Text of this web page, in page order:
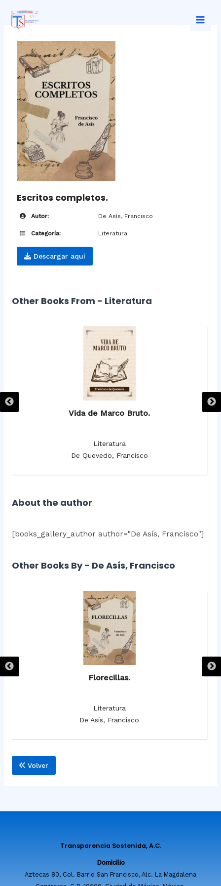
contenido
Escritos completos.
Autor: De Asís, Francisco
Categoría: Literatura
Descargar aquí
Other Books From - Literatura
Vida de Marco Bruto.
Literatura
De Quevedo, Francisco
About the author
[books_gallery_author author="De Asís, Francisco"]
Other Books By - De Asís, Francisco
Florecillas.
Literatura
De Asís, Francisco
Volver
Transparencia Sostenida, A.C.
Domicilio
Aztecas 80, Col. Barrio San Francisco, Alc. La Magdalena